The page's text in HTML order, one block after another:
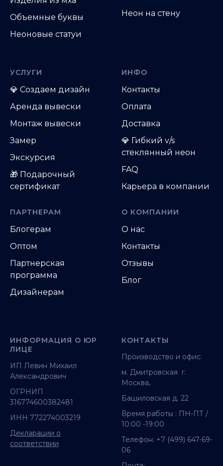
Объемные буквы
Неоновые статуи
Неон на стену
УСЛУГИ
💎 Создаем дизайн
Аренда вывески
Монтаж вывески
Замер
Экскурсия
🎁 Подарочный
сертификат
ИНФО
Контакты
Оплата
Доставка
💎 Гибкий v/s
стеклянный неон
FAQ
Карьера в компании
ПАРТНЕРАМ
Блогерам
Оптом
Партнерская
программа
Дизайнерам
О КОМПАНИИ
О нас
Контакты
Отзывы
Блог
ИНФОРМАЦИЯ О ЮР
ЛИЦЕ
ИП Левин Михаил
Александрович
ОГРНИП
316774600382481
ИНН 772274003219
Декларации о
соответствии
КОНТАКТЫ
Производство и офис:
м. Дмитровская г.
Москва,
Башиловская д. 22
Время работы : ПН-ПТ /
10:00 -19:00
Телефон: +7 (499) 647-69-
06